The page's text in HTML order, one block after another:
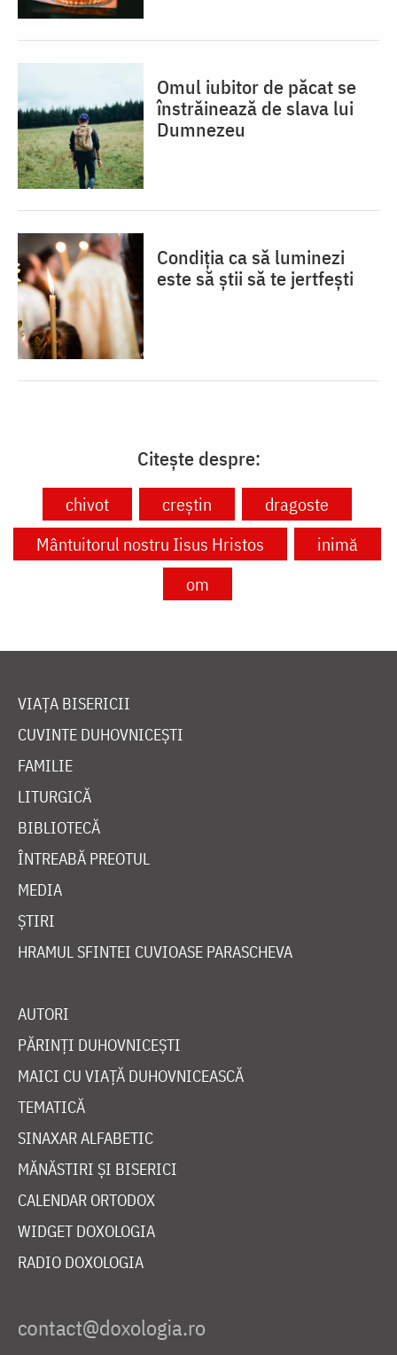
Omul iubitor de păcat se
înstrăinează de slava lui
Dumnezeu
Condiția ca să luminezi
este să știi să te jertfești
Citește despre:
chivot creștin
dragoste
Mântuitorul nostru Iisus Hristos
inimă
om
VIAȚA BISERICII
CUVINTE DUHOVNICEȘTI
FAMILIE
LITURGICĂ
BIBLIOTECĂ
ÎNTREABĂ PREOTUL
MEDIA
ȘTIRI
HRAMUL SFINTEI CUVIOASE PARASCHEVA
AUTORI
PĂRINȚI DUHOVNICEȘTI
MAICI CU VIAȚĂ DUHOVNICEASCĂ
TEMATICĂ
SINAXAR ALFABETIC
MĂNĂSTIRI ȘI BISERICI
CALENDAR ORTODOX
WIDGET DOXOLOGIA
RADIO DOXOLOGIA